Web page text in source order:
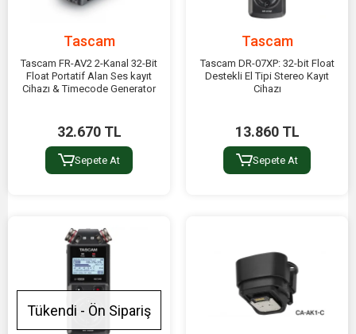
Tascam
Tascam FR-AV2 2-Kanal 32-Bit
Float Portatif Alan Ses kayıt
Cihazı & Timecode Generator
32.670 TL
Sepete At
Tascam
Tascam DR-07XP: 32-bit Float
Destekli El Tipi Stereo Kayıt
Cihazı
13.860 TL
Sepete At
Tükendi - Ön Sipariş